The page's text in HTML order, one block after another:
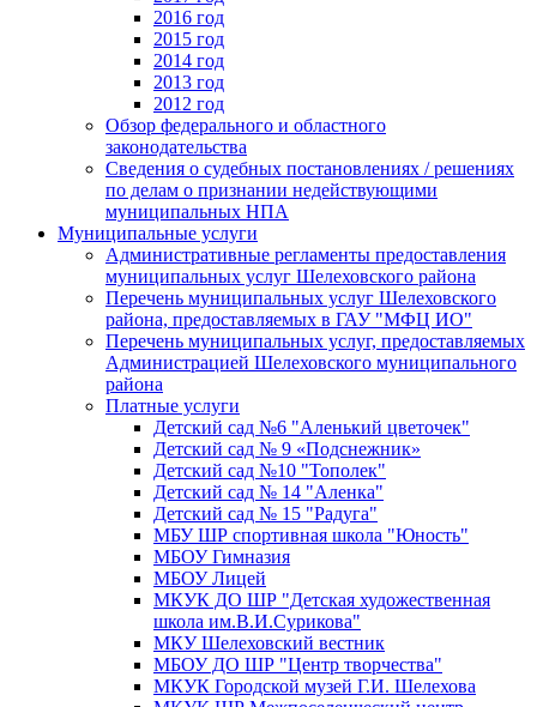
2016 год
2015 год
2014 год
2013 год
2012 год
Обзор федерального и областного
законодательства
Сведения о судебных постановлениях / решениях
по делам о признании недействующими
муниципальных НПА
Муниципальные услуги
Административные регламенты предоставления
муниципальных услуг Шелеховского района
Перечень муниципальных услуг Шелеховского
района, предоставляемых в ГАУ "МФЦ ИО"
Перечень муниципальных услуг, предоставляемых
Администрацией Шелеховского муниципального
района
Платные услуги
Детский сад №6 "Аленький цветочек"
Детский сад № 9 «Подснежник»
Детский сад №10 "Тополек"
Детский сад № 14 "Аленка"
Детский сад № 15 "Радуга"
МБУ ШР спортивная школа "Юность"
МБОУ Гимназия
МБОУ Лицей
МКУК ДО ШР "Детская художественная
школа им.В.И.Сурикова"
МКУ Шелеховский вестник
МБОУ ДО ШР "Центр творчества"
МКУК Городской музей Г.И. Шелехова